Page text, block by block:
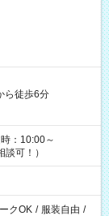
ら徒歩6分
：10:00～
可！）
クOK / 服装自由 /